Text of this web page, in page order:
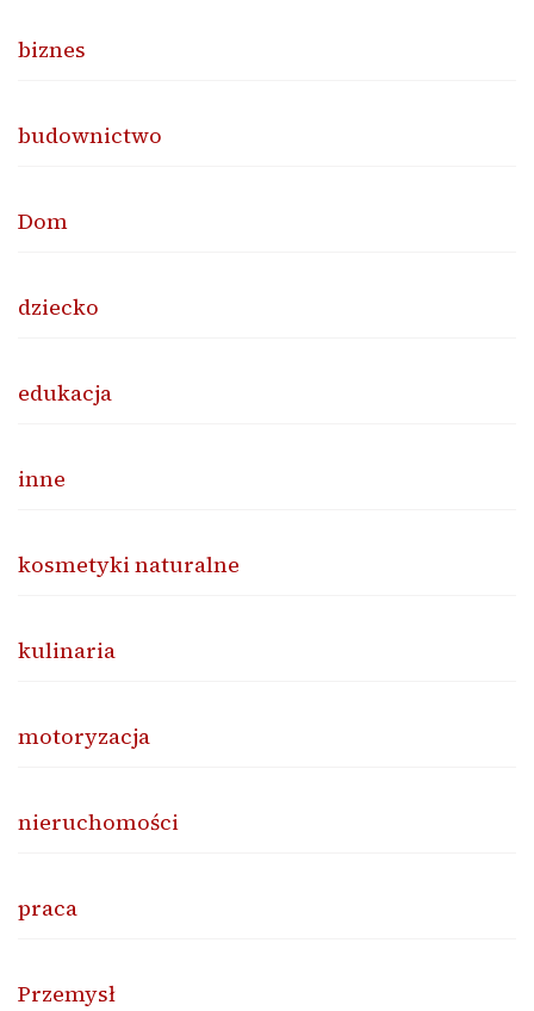
biznes
budownictwo
Dom
dziecko
edukacja
inne
kosmetyki naturalne
kulinaria
motoryzacja
nieruchomości
praca
Przemysł